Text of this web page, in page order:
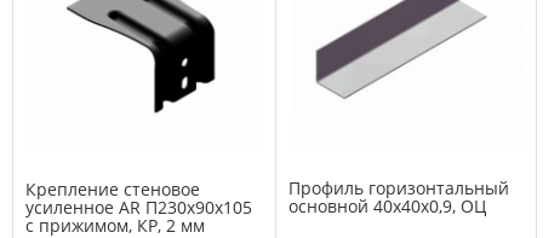
Крепление стеновое
усиленное AR П230х90х105
с прижимом, КР, 2 мм
Профиль горизонтальный
основной 40х40х0,9, ОЦ